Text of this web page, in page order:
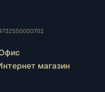
магазин